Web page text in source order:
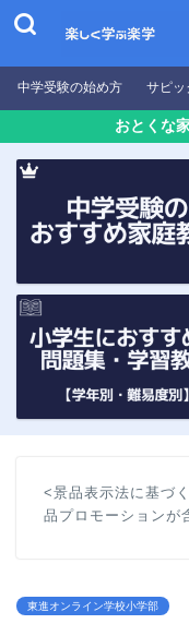
中学受験の始め方 サピッ
おとくな
<景品表示法に基づ
品プロモーションが
東進オンライン学校小学部